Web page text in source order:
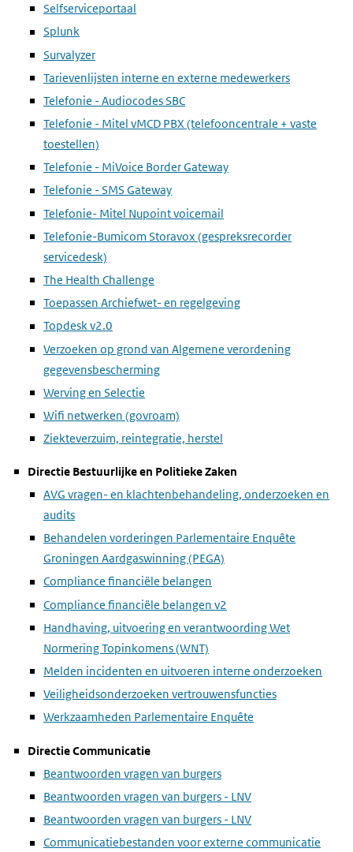
Selfserviceportaal
Splunk
Survalyzer
Tarievenlijsten interne en externe medewerkers
Telefonie - Audiocodes SBC
Telefonie - Mitel vMCD PBX (telefooncentrale + vaste
toestellen)
Telefonie - MiVoice Border Gateway
Telefonie - SMS Gateway
Telefonie- Mitel Nupoint voicemail
Telefonie-Bumicom Storavox (gespreksrecorder
servicedesk)
The Health Challenge
Toepassen Archiefwet- en regelgeving
Topdesk v2.0
Verzoeken op grond van Algemene verordening
gegevensbescherming
Werving en Selectie
Wifi netwerken (govroam)
Ziekteverzuim, reintegratie, herstel
Directie Bestuurlijke en Politieke Zaken
AVG vragen- en klachtenbehandeling, onderzoeken en
audits
Behandelen vorderingen Parlementaire Enquête
Groningen Aardgaswinning (PEGA)
Compliance financiële belangen
Compliance financiële belangen v2
Handhaving, uitvoering en verantwoording Wet
Normering Topinkomens (WNT)
Melden incidenten en uitvoeren interne onderzoeken
Veiligheidsonderzoeken vertrouwensfuncties
Werkzaamheden Parlementaire Enquête
Directie Communicatie
Beantwoorden vragen van burgers
Beantwoorden vragen van burgers - LNV
Beantwoorden vragen van burgers - LNV
Communicatiebestanden voor externe communicatie